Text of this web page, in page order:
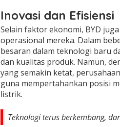
Inovasi dan Efisiensi
Selain faktor ekonomi, BYD
operasional mereka. Dalam
besaran dalam teknologi baru
dan kualitas produk. Namun,
yang semakin ketat,
guna mempertahankan posisi
listrik.
Teknologi terus berkembang,